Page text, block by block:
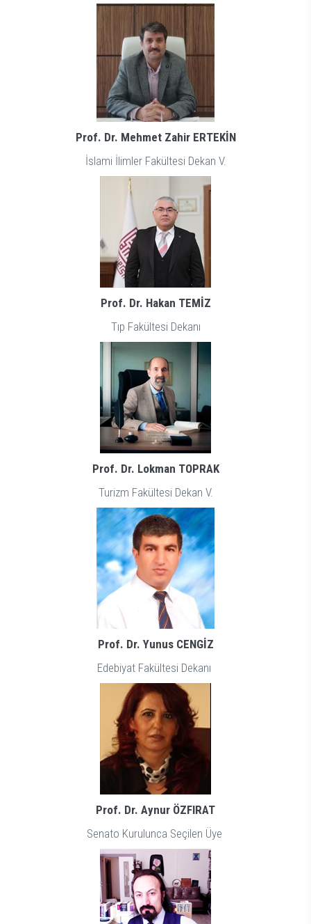
Prof. Dr. Mehmet Zahir ERTEKİN
İslami İlimler Fakültesi Dekan V.
Prof. Dr. Hakan TEMİZ
Tıp Fakültesi Dekanı
Prof. Dr. Lokman TOPRAK
Turizm Fakültesi Dekan V.
Prof. Dr. Yunus CENGİZ
Edebiyat Fakültesi Dekanı
Prof. Dr. Aynur ÖZFIRAT
Senato Kurulunca Seçilen Üye